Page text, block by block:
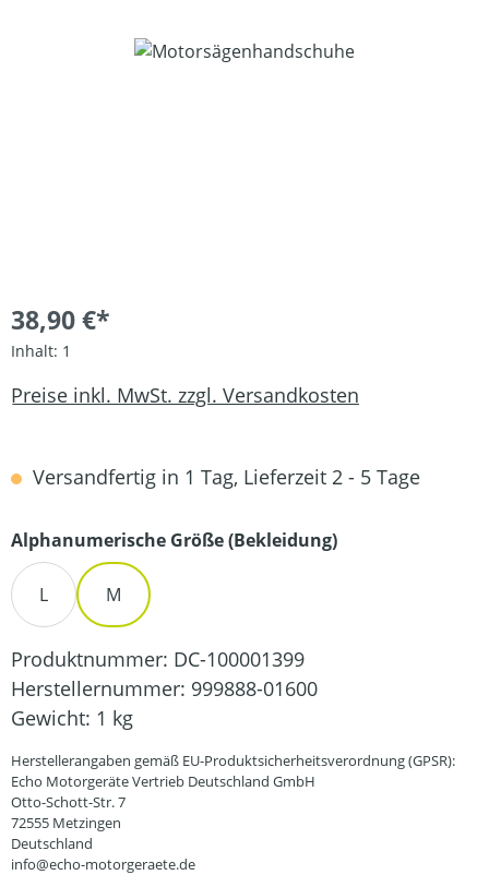
Bildergalerie überspringen
38,90 €*
Inhalt: 1
Preise inkl. MwSt. zzgl. Versandkosten
Versandfertig in 1 Tag, Lieferzeit 2 - 5 Tage
Alphanumerische Größe (Bekleidung)auswählen
L M
Produktnummer: DC-100001399
Herstellernummer: 999888-01600
Gewicht: 1 kg
Herstellerangaben gemäß EU-Produktsicherheitsverordnung (GPSR):
Echo Motorgeräte Vertrieb Deutschland GmbH
Otto-Schott-Str. 7
72555 Metzingen
Deutschland
info@echo-motorgeraete.de